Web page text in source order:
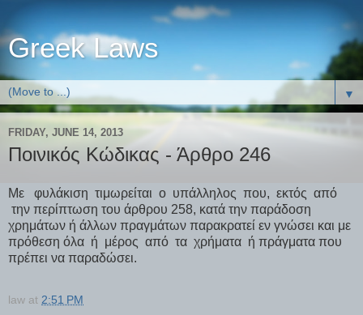
Greek Laws
▼
FRIDAY, JUNE 14, 2013
Ποινικός Κώδικας - Άρθρο 246
Με φυλάκιση τιμωρείται ο υπάλληλος που, εκτός από
την περίπτωση του άρθρου 258, κατά την παράδοση
χρημάτων ή άλλων πραγμάτων παρακρατεί εν γνώσει και με
πρόθεση όλα ή μέρος από τα χρήματα ή πράγματα που
πρέπει να παραδώσει.
law at 2:51 PM